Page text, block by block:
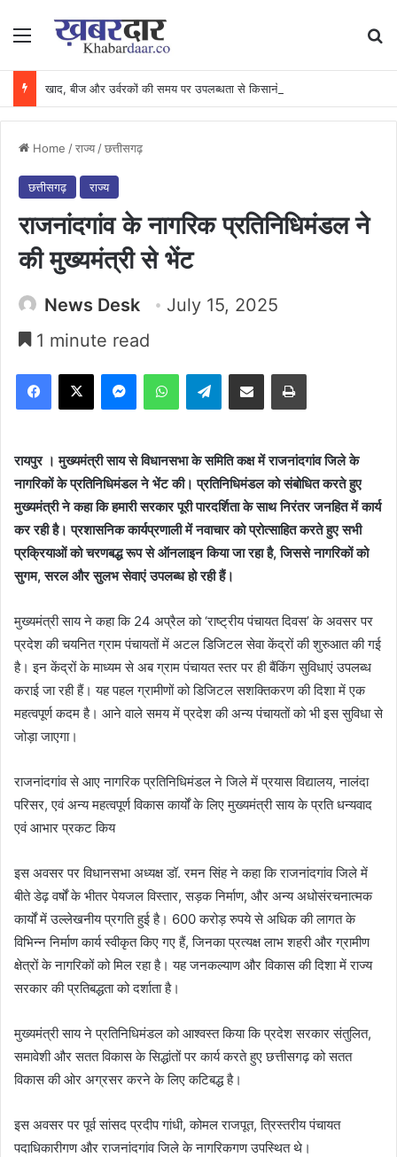
Menu
Home /राज्य /छत्तीसगढ़
छत्तीसगढ़ राज्य
राजनांदगांव के नागरिक प्रतिनिधिमंडल ने
की मुख्यमंत्री से भेंट
News Desk
July 15, 2025
1 minute read
Facebook
X MessengerWhatsAppTelegramShare via Email Print
रायपुर । मुख्यमंत्री साय से विधानसभा के समिति कक्ष में राजनांदगांव जिले के
नागरिकों के प्रतिनिधिमंडल ने भेंट की। प्रतिनिधिमंडल को संबोधित करते हुए
मुख्यमंत्री ने कहा कि हमारी सरकार पूरी पारदर्शिता के साथ निरंतर जनहित में कार्य
कर रही है। प्रशासनिक कार्यप्रणाली में नवाचार को प्रोत्साहित करते हुए सभी
प्रक्रियाओं को चरणबद्ध रूप से ऑनलाइन किया जा रहा है, जिससे नागरिकों को
सुगम, सरल और सुलभ सेवाएं उपलब्ध हो रही हैं।
मुख्यमंत्री साय ने कहा कि 24 अप्रैल को ‘राष्ट्रीय पंचायत दिवस’ के अवसर पर
प्रदेश की चयनित ग्राम पंचायतों में अटल डिजिटल सेवा केंद्रों की शुरुआत की गई
है। इन केंद्रों के माध्यम से अब ग्राम पंचायत स्तर पर ही बैंकिंग सुविधाएं उपलब्ध
कराई जा रही हैं। यह पहल ग्रामीणों को डिजिटल सशक्तिकरण की दिशा में एक
महत्वपूर्ण कदम है। आने वाले समय में प्रदेश की अन्य पंचायतों को भी इस सुविधा से
जोड़ा जाएगा।
राजनांदगांव से आए नागरिक प्रतिनिधिमंडल ने जिले में प्रयास विद्यालय, नालंदा
परिसर, एवं अन्य महत्वपूर्ण विकास कार्यों के लिए मुख्यमंत्री साय के प्रति धन्यवाद
एवं आभार प्रकट किय
इस अवसर पर विधानसभा अध्यक्ष डॉ. रमन सिंह ने कहा कि राजनांदगांव जिले में
बीते डेढ़ वर्षों के भीतर पेयजल विस्तार, सड़क निर्माण, और अन्य अधोसंरचनात्मक
कार्यों में उल्लेखनीय प्रगति हुई है। 600 करोड़ रुपये से अधिक की लागत के
विभिन्न निर्माण कार्य स्वीकृत किए गए हैं, जिनका प्रत्यक्ष लाभ शहरी और ग्रामीण
क्षेत्रों के नागरिकों को मिल रहा है। यह जनकल्याण और विकास की दिशा में राज्य
सरकार की प्रतिबद्धता को दर्शाता है।
मुख्यमंत्री साय ने प्रतिनिधिमंडल को आश्वस्त किया कि प्रदेश सरकार संतुलित,
समावेशी और सतत विकास के सिद्धांतों पर कार्य करते हुए छत्तीसगढ़ को सतत
विकास की ओर अग्रसर करने के लिए कटिबद्ध है।
इस अवसर पर पूर्व सांसद प्रदीप गांधी, कोमल राजपूत, त्रिस्तरीय पंचायत
पदाधिकारीगण और राजनांदगांव जिले के नागरिकगण उपस्थित थे।